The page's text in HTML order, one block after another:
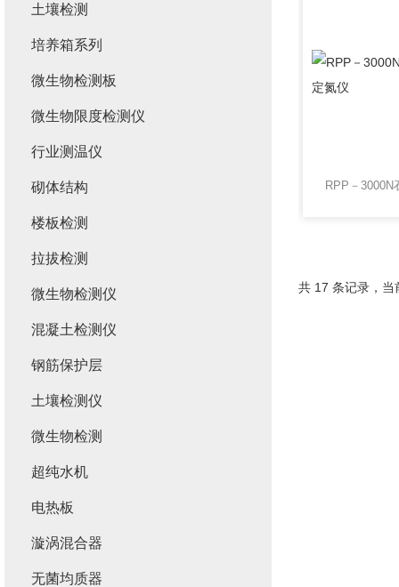
共 17 条记录，
土壤检测
培养箱系列
微生物检测板
微生物限度检测仪
行业测温仪
砌体结构
楼板检测
拉拔检测
微生物检测仪
混凝土检测仪
钢筋保护层
土壤检测仪
微生物检测
超纯水机
电热板
漩涡混合器
无菌均质器